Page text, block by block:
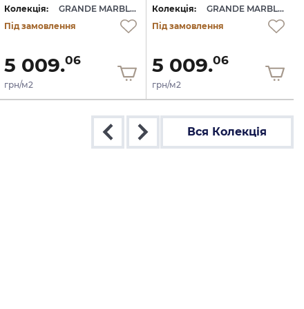
Колекція:
GRANDE MARBLE LOOK
Під замовлення
5 009.06
грн/м2
Колекція:
GRANDE MARBLE LOOK
Під замовлення
5 009.06
грн/м2
Вся Колекція